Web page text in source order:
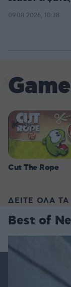
09.08.2026, 10:38
Cut The Rope
ΔΕΙΤΕ ΟΛΑ ΤΑ
Best of